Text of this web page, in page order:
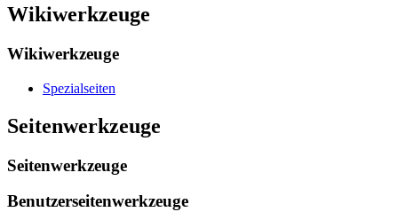
Wikiwerkzeuge
Wikiwerkzeuge
Spezialseiten
Seitenwerkzeuge
Seitenwerkzeuge
Benutzerseitenwerkzeuge